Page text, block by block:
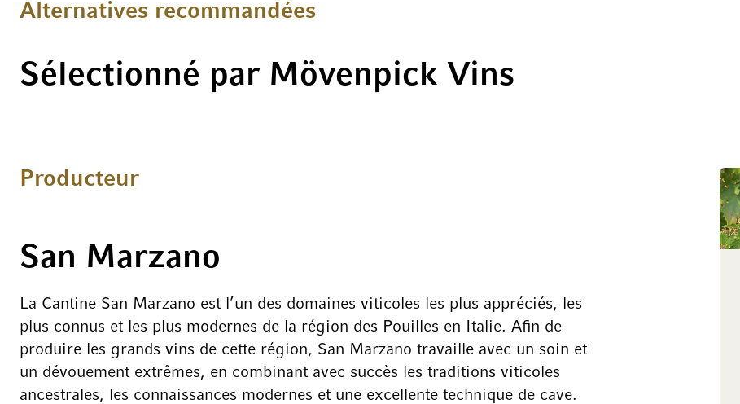
Alternatives recommandées
Sélectionné par Mövenpick Vins
Producteur
San Marzano
La Cantine San Marzano est l’un des domaines viticoles les plus appréciés, les
plus connus et les plus modernes de la région des Pouilles en Italie. Afin de
produire les grands vins de cette région, San Marzano travaille avec un soin et
un dévouement extrêmes, en combinant avec succès les traditions viticoles
ancestrales, les connaissances modernes et une excellente technique de cave.